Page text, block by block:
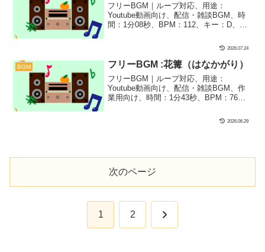
フリーBGM｜ループ対応、用途：
Youtube動画向け、配信・雑談BGM、時
間：1分08秒、BPM：112、キー：D、ジ
ンセサイザー、オルゴール、ストリング
ス｜ホワイトデーをイメージした明るく
て恋っぽいフリーBGMです！ちなみに、
ひろばフリーBGMの『バレンタイン』へ
のアンサーBGMで、だから雰囲気も近い
けど、こっちの方をより未来への希望に
満ちた感じに仕上げました！
2026.07.24
BGM フリーBGM :花篝（はなかがり）
フリーBGM｜ループ対応、用途：
Youtube動画向け、配信・雑談BGM、作
業用向け、時間：1分43秒、BPM：76、
ル：おしゃれ、ゆったり、楽器：和風、
ファンタジー｜ひろば初制作！和風フリ
2026.06.29
次のページ
1 2 次